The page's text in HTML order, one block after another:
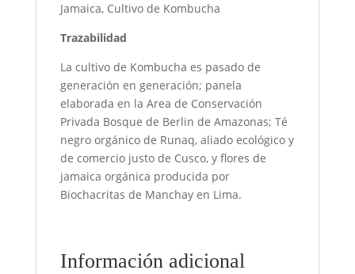
Jamaica, Cultivo de Kombucha
Trazabilidad
La cultivo de Kombucha es pasado de
generación en generación; panela
elaborada en la Area de Conservación
Privada Bosque de Berlin de Amazonas; Té
negro orgánico de Runaq, aliado ecológico y
de comercio justo de Cusco, y flores de
jamaica orgánica producida por
Biochacritas de Manchay en Lima.
Información adicional